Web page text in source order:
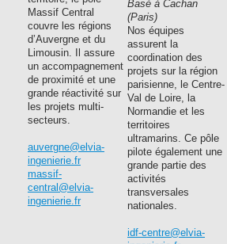
Massif Central
couvre les régions
d’Auvergne et du
Limousin. Il assure
un accompagnement
de proximité et une
grande réactivité sur
les projets multi-
secteurs.
auvergne@elvia-
ingenierie.fr
massif-
central@elvia-
ingenierie.fr
Basé à Cachan
(Paris)
Nos équipes
assurent la
coordination des
projets sur la région
parisienne, le Centre-
Val de Loire, la
Normandie et les
territoires
ultramarins. Ce pôle
pilote également une
grande partie des
activités
transversales
nationales.
idf-centre@elvia-